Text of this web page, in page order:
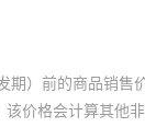
期）前的商品销售
价格会计算其他